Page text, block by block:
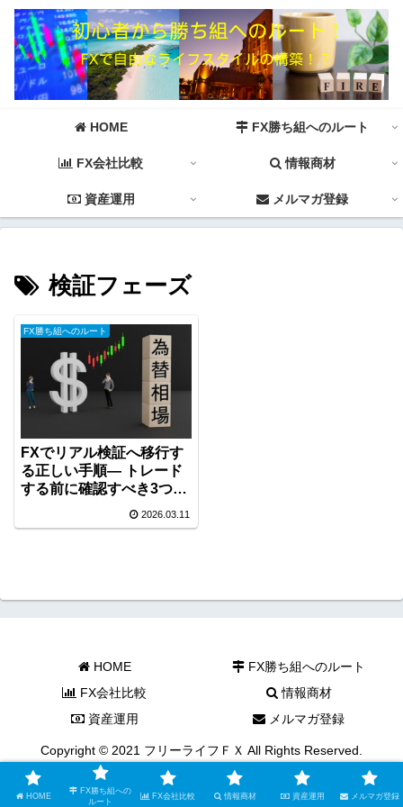
HOME FX勝ち組へのルート
FX会社比較 情報商材
資産運用 メルマガ登録
検証フェーズ
FX勝ち組へのルート
FXでリアル検証へ移行す
る正しい手順― トレード
する前に確認すべき3つの
2026.03.11
HOME
FX勝ち組へのルート
FX会社比較
情報商材
資産運用
メルマガ登録
Copyright © 2021 フリーライフＦＸ All Rights Reserved.
HOME
FX勝ち組への
ルート
FX会社比較 情報商材 資産運用 メルマガ登録